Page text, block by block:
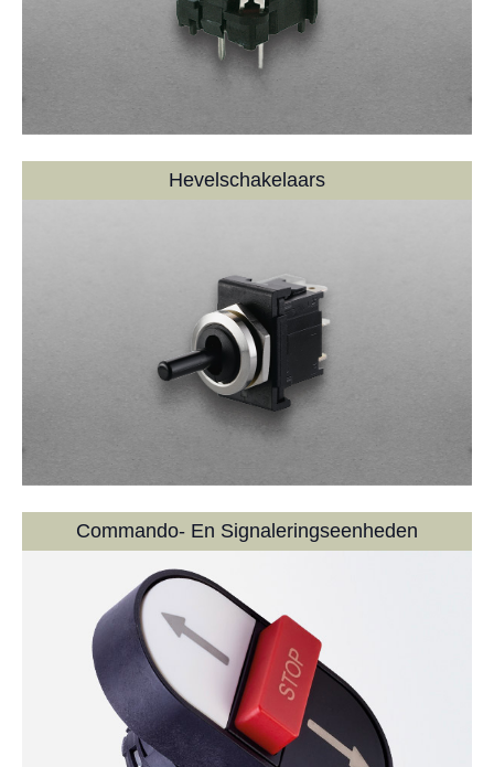
Hevelschakelaars
Commando- En Signaleringseenheden